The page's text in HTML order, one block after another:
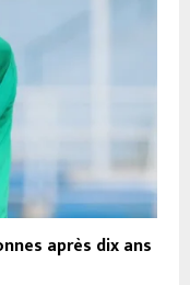
après dix ans